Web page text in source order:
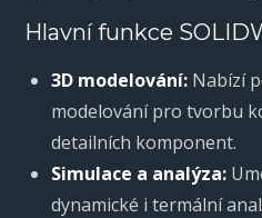
Hlavní funkce
3D modelování: Nabízí
modelování pro tvorbu
detailních komponent.
Simulace a analýza:
dynamické i termální